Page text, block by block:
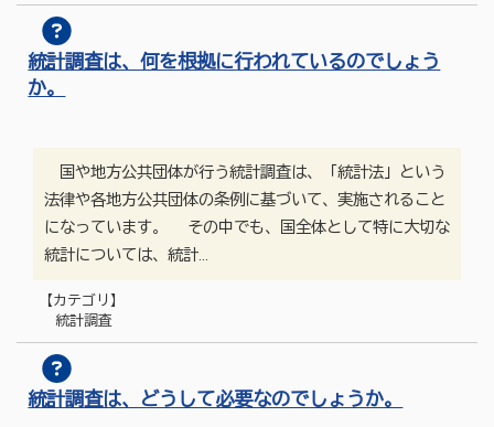
統計調査は、何を根拠に行われているのでしょう
か。
国や地方公共団体が行う統計調査は、「統計法」という
法律や各地方公共団体の条例に基づいて、実施されること
になっています。 その中でも、国全体として特に大切な
統計については、統計…
【カテゴリ】
統計調査
統計調査は、どうして必要なのでしょうか。